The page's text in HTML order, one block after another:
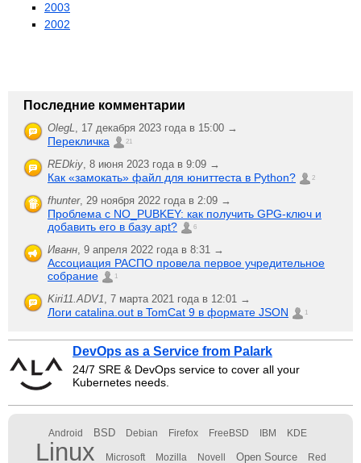
2003
2002
Последние комментарии
OlegL, 17 декабря 2023 года в 15:00 →
Перекличка 21
REDkiy, 8 июня 2023 года в 9:09 →
Как «замокать» файл для юниттеста в Python? 2
fhunter, 29 ноября 2022 года в 2:09 →
Проблема с NO_PUBKEY: как получить GPG-ключ и
добавить его в базу apt?
6
Иванн, 9 апреля 2022 года в 8:31 →
Ассоциация РАСПО провела первое учредительное
собрание
1
Kiri11.ADV1, 7 марта 2021 года в 12:01 →
Логи catalina.out в TomCat 9 в формате JSON 1
DevOps as a Service from Palark
24/7 SRE & DevOps service to cover all your
Kubernetes needs.
Android BSD Debian Firefox FreeBSD IBM KDE
Linux Microsoft Mozilla Novell Open Source Red